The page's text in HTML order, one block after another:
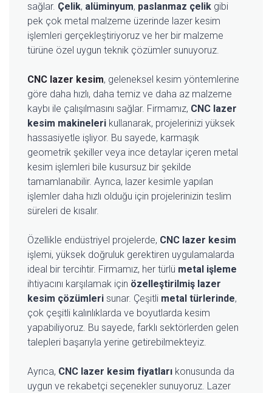
sağlar. Çelik, alüminyum, paslanmaz çelik gibi
pek çok metal malzeme üzerinde lazer kesim
işlemleri gerçekleştiriyoruz ve her bir malzeme
türüne özel uygun teknik çözümler sunuyoruz.
CNC lazer kesim, geleneksel kesim yöntemlerine
göre daha hızlı, daha temiz ve daha az malzeme
kaybı ile çalışılmasını sağlar. Firmamız, CNC lazer
kesim makineleri kullanarak, projelerinizi yüksek
hassasiyetle işliyor. Bu sayede, karmaşık
geometrik şekiller veya ince detaylar içeren metal
kesim işlemleri bile kusursuz bir şekilde
tamamlanabilir. Ayrıca, lazer kesimle yapılan
işlemler daha hızlı olduğu için projelerinizin teslim
süreleri de kısalır.
Özellikle endüstriyel projelerde, CNC lazer kesim
işlemi, yüksek doğruluk gerektiren uygulamalarda
ideal bir tercihtir. Firmamız, her türlü metal işleme
ihtiyacını karşılamak için özelleştirilmiş lazer
kesim çözümleri sunar. Çeşitli metal türlerinde,
çok çeşitli kalınlıklarda ve boyutlarda kesim
yapabiliyoruz. Bu sayede, farklı sektörlerden gelen
talepleri başarıyla yerine getirebilmekteyiz.
Ayrıca, CNC lazer kesim fiyatları konusunda da
uygun ve rekabetçi seçenekler sunuyoruz. Lazer